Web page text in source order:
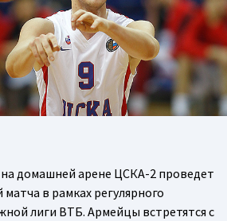
домашней арене ЦСКА-2 проведет
в рамках регулярного
лиги ВТБ. Армейцы встретятся с